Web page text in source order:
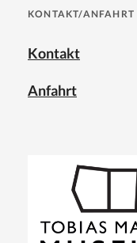
KONTAKT/ANFAHRT
Kontakt
Anfahrt